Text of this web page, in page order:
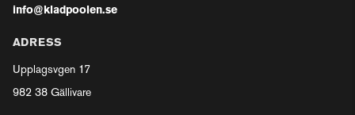
info@kladpoolen.se
ADRESS
Upplagsvgen 17
982 38 Gällivare